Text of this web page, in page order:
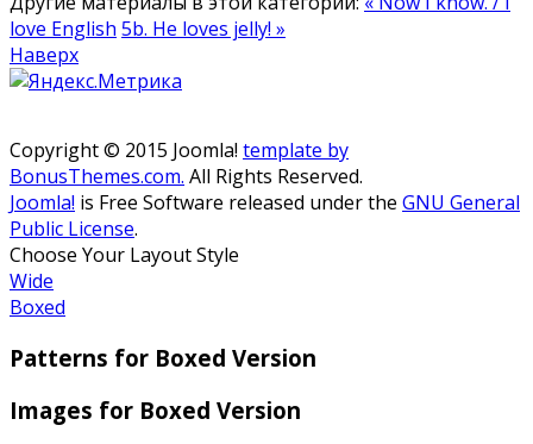
love English 5b. Не loves jelly! »
Наверх
Copyright © 2015 Joomla! template by
BonusThemes.com. All Rights Reserved.
Joomla! is Free Software released under the GNU General
Public License.
Choose Your Layout Style
Wide
Boxed
Patterns for Boxed Version
Images for Boxed Version